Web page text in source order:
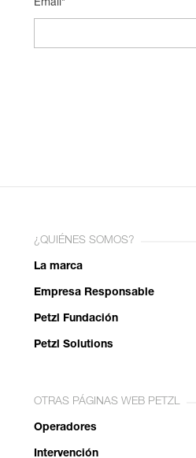
Email*
¿QUIÉNES SOMOS?
La marca
Empresa Responsable
Petzl Fundación
Petzl Solutions
OTRAS PÁGINAS WEB PETZL
Operadores
Intervención